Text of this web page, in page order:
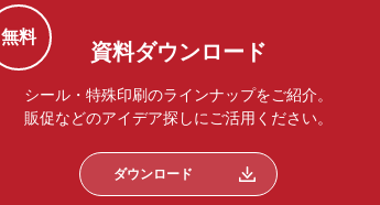
資料ダウンロード
無料
シール・特殊印刷のラインナップをご紹介。
販促などのアイデア探しにご活用ください。
ダウンロード